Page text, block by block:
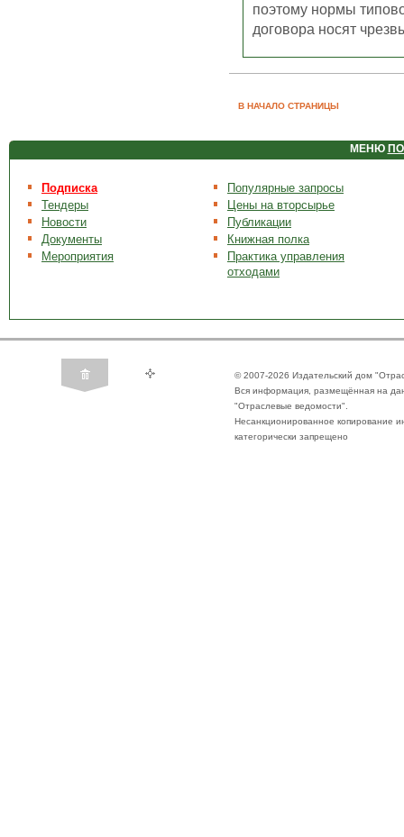
поэтому нормы
договора носят
В НАЧАЛО СТРАНИЦЫ
МЕНЮ
Подписка
Тендеры
Новости
Документы
Мероприятия
Популярные запросы
Цены на вторсырье
Публикации
Книжная полка
Практика управления
отходами
© 2007-2026 Издательский дом
Вся информация, размещённая на
"Отраслевые ведомости".
Несанкционированное копирование
категорически запрещено